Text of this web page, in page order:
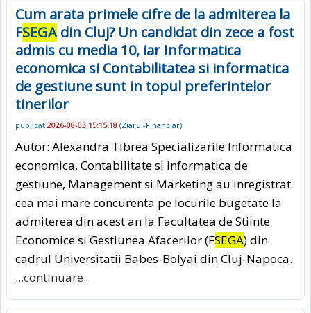
Cum arata primele cifre de la admiterea la
FSEGAdin Cluj? Un candidat din zece a fost
admis cu media 10, iar Informatica
economica si Contabilitatea si informatica
de gestiune sunt in topul preferintelor
tinerilor
publicat 2026-08-03 15:15:18 (Ziarul-Financiar)
Autor: Alexandra Tibrea Specializarile Informatica
economica, Contabilitate si informatica de
gestiune, Management si Marketing au inregistrat
cea mai mare concurenta pe locurile bugetate la
admiterea din acest an la Facultatea de Stiinte
Economice si Gestiunea Afacerilor (FSEGA) din
cadrul Universitatii Babes-Bolyai din Cluj-Napoca.
...continuare.